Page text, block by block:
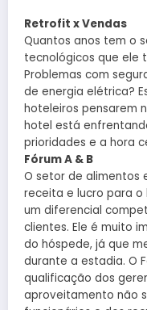
Retrofit x Vendas
Quantos anos tem o
tecnológicos que ele
Problemas com
de energia elétrica?
hoteleiros pensarem
hotel está
prioridades e a hora
Fórum A & B
O setor de alimentos
receita e lucro para o
um diferencial
clientes. Ele é muito
do hóspede, já que
durante a estadia. O
qualificação dos
aproveitamento não